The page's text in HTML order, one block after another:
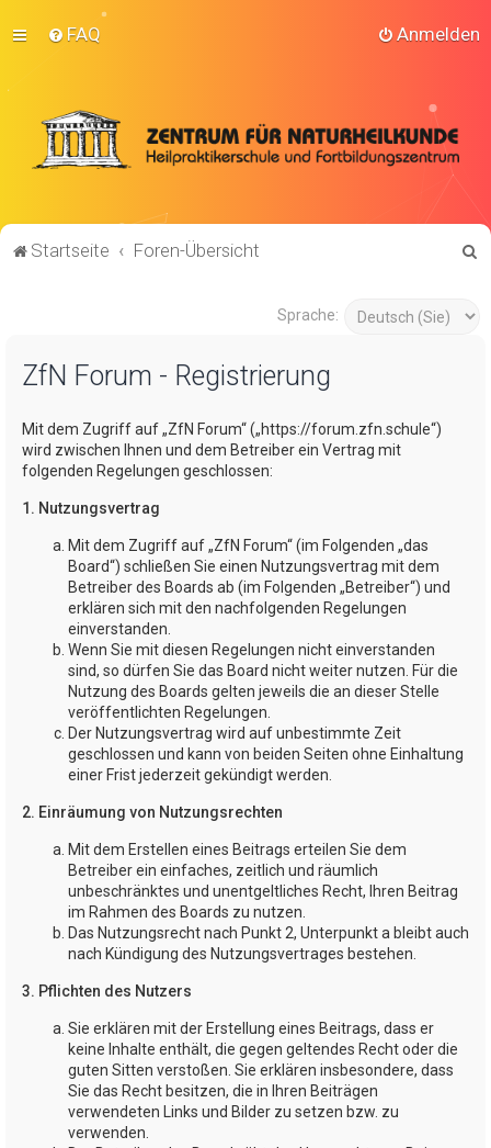
FAQ Anmelden
Startseite Foren-Übersicht
Sprache:
ZfN Forum - Registrierung
Mit dem Zugriff auf „ZfN Forum“ („https://forum.zfn.schule“)
wird zwischen Ihnen und dem Betreiber ein Vertrag mit
folgenden Regelungen geschlossen:
1. Nutzungsvertrag
Mit dem Zugriff auf „ZfN Forum“ (im Folgenden „das
Board“) schließen Sie einen Nutzungsvertrag mit dem
Betreiber des Boards ab (im Folgenden „Betreiber“) und
erklären sich mit den nachfolgenden Regelungen
einverstanden.
Wenn Sie mit diesen Regelungen nicht einverstanden
sind, so dürfen Sie das Board nicht weiter nutzen. Für die
Nutzung des Boards gelten jeweils die an dieser Stelle
veröffentlichten Regelungen.
Der Nutzungsvertrag wird auf unbestimmte Zeit
geschlossen und kann von beiden Seiten ohne Einhaltung
einer Frist jederzeit gekündigt werden.
2. Einräumung von Nutzungsrechten
Mit dem Erstellen eines Beitrags erteilen Sie dem
Betreiber ein einfaches, zeitlich und räumlich
unbeschränktes und unentgeltliches Recht, Ihren Beitrag
im Rahmen des Boards zu nutzen.
Das Nutzungsrecht nach Punkt 2, Unterpunkt a bleibt auch
nach Kündigung des Nutzungsvertrages bestehen.
3. Pflichten des Nutzers
Sie erklären mit der Erstellung eines Beitrags, dass er
keine Inhalte enthält, die gegen geltendes Recht oder die
guten Sitten verstoßen. Sie erklären insbesondere, dass
Sie das Recht besitzen, die in Ihren Beiträgen
verwendeten Links und Bilder zu setzen bzw. zu
verwenden.